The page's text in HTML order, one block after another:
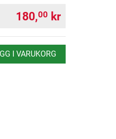
180,00 kr
I VARUKORG